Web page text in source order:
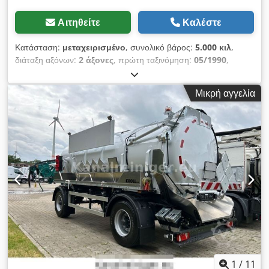
Αιτηθείτε Καλέστε
Κατάσταση: μεταχειρισμένο, συνολικό βάρος: 5.000 κιλ,
διάταξη αξόνων: 2 άξονες, πρώτη ταξινόμηση: 05/1990,
επόμενος τεχνικός έλεγχος (TÜV):
ασφάλτου * Διπλός άξονας (τάντεμ) * Φρένα αέρα * Άξονες
Rinner Attersee * Υδραυλική αντλία ----Εσωτερικός αριθμός
οχήματος: 11642-----Με επιφύλαξη σφαλμάτων & ενδιάμεσης
πώλησης Υποστήριξη μέσω WhatsApp διαθέσιμη! Για
ερωτήσεις σχετικά με το όχημα ή για περισσότερες
πληροφορίες, παρακαλούμε επικοινωνήστε μαζί μας άνετα
μέσω WhatsApp Csdpfx Absx I Uufsforf Whatsapp
Whatsapp
Μικρή αγγελία
1 / 11